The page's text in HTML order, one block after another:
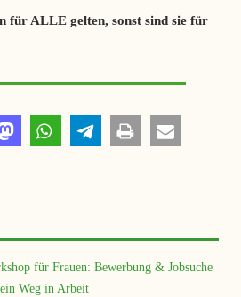
für ALLE gelten, sonst sind sie für
für Frauen: Bewerbung & Jobsuche
Weg in Arbeit